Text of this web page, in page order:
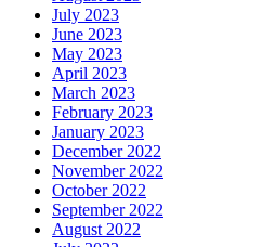
July 2023
June 2023
May 2023
April 2023
March 2023
February 2023
January 2023
December 2022
November 2022
October 2022
September 2022
August 2022